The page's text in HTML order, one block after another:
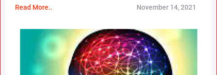
Read More..
November 14, 2021